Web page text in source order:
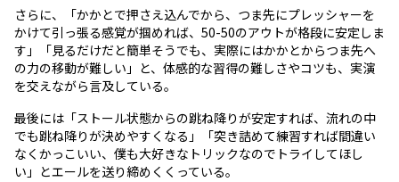
さらに、「かかとで押さえ込んでから、つま先にプレッシャーを
かけて引っ張る感覚が掴めれば、50-50のアウトが格段に安定しま
す」「見るだけだと簡単そうでも、実際にはかかとからつま先へ
の力の移動が難しい」と、体感的な習得の難しさやコツも、実演
を交えながら言及している。
最後には「ストール状態からの跳ね降りが安定すれば、流れの中
でも跳ね降りが決めやすくなる」「突き詰めて練習すれば間違い
なくかっこいい、僕も大好きなトリックなのでトライしてほし
い」とエールを送り締めくくっている。